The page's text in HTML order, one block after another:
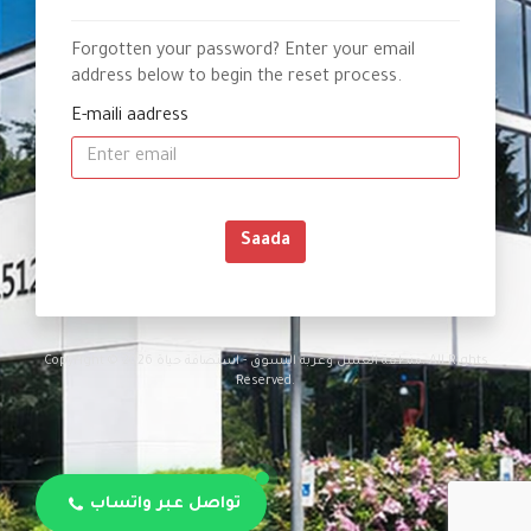
Forgotten your password? Enter your email
address below to begin the reset process.
E-maili aadress
Saada
Copyright © 2026 منطقة العميل وعربة التسوق - استضافة حياة. All Rights
Reserved.
تواصل عبر واتساب